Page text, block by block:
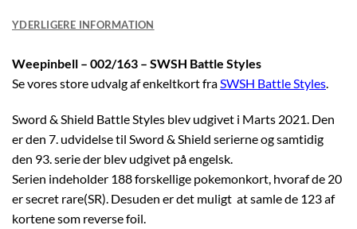
YDERLIGERE INFORMATION
Weepinbell – 002/163 – SWSH Battle Styles
Se vores store udvalg af enkeltkort fra SWSH Battle Styles
Sword & Shield Battle Styles blev udgivet i Marts 2021. Den
er den 7. udvidelse til Sword & Shield serierne og samtidig
den 93. serie der blev udgivet på engelsk.
Serien indeholder 188 forskellige pokemonkort, hvoraf de 20
er secret rare(SR). Desuden er det muligt at samle de 123 af
kortene som reverse foil.